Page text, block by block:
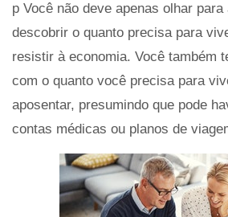
p Você não deve apenas olhar
descobrir o quanto precisa para
resistir à economia. Você também
com o quanto você precisa para
aposentar, presumindo que pode
contas médicas ou planos de